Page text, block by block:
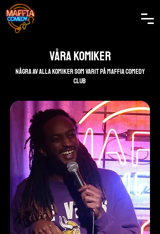
Våra komiker
Några av alla komiker som varit på maffia comedy
club